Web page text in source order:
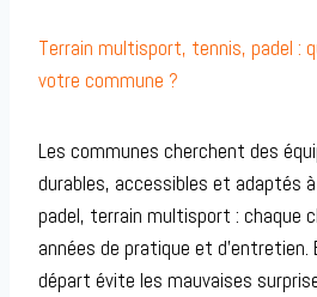
Terrain multisport, tennis, padel :
votre commune ?
Les communes cherchent des
durables, accessibles et adaptés
padel, terrain multisport : chaque
années de pratique et d’entretien.
départ évite les mauvaises